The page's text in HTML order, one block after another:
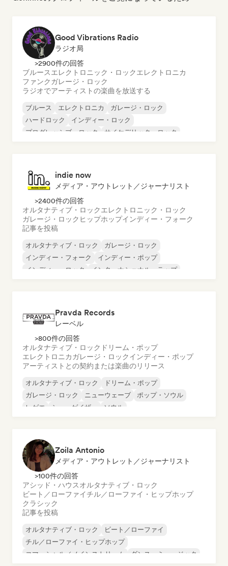
Good Vibrations Radio
ラジオ局
>2900件の回答
ブルースエレクトロニック・ロックエレクトロニカ
ファンクガレージ・ロック
ラジオでアーティストの楽曲を放送する
ブルース エレクトロニカ
ガレージ・ロック
ハードロック
インディー・ロック
プログレッシブ・ロック
サイケデリック・ロック
indie now
メディア・アウトレット／ジャーナリスト
>2400件の回答
オルタナティブ・ロックエレクトロニック・ロック
ガレージ・ロック ヒップホップインディー・フォーク
記事を投稿
オルタナティブ・ロック
ガレージ・ロック
インディー・フォーク
インディー・ポップ
インディー・ロック
インターナショナル・ラップ
Pravda Records
レーベル
>800件の回答
オルタナティブ・ロック ドリーム・ポップ
エレクトロニカガレージ・ロックインディー・ポップ
アーティストとの契約または楽曲のリリース
オルタナティブ・ロック
ドリーム・ポップ
ガレージ・ロック
ニューウェーブ
ポップ・ソウル
レゲエ
シューゲイザー ソウル
Zoila Antonio
メディア・アウトレット／ジャーナリスト
>100件の回答
アシッド・ハウスオルタナティブ・ロック
ビート／ローファイチル／ローファイ・ヒップホップ
クラシック
記事を投稿
オルタナティブ・ロック
ビート／ローファイ
チル／ローファイ・ヒップホップ
コマーシャル／メインストリーム
ダンス・ミュージック